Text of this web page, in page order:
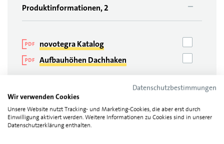
Produktinformationen, 2
novotegra Katalog
Aufbauhöhen Dachhaken
Montageanleitungen, 2
Garantien, 1
Datenschutzbestimmungen
Wir verwenden Cookies
Unsere Website nutzt Tracking- und Marketing-Cookies, die aber erst durch
Einwilligung aktiviert werden. Weitere Informationen zu Cookies sind in unserer
Datenschutzerklärung enthalten.